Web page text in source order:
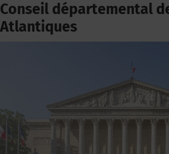
Conseil départemental
Atlantiques